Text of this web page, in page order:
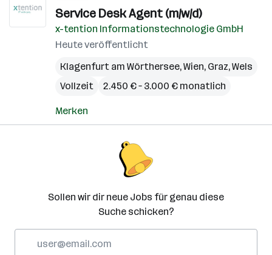
Service Desk Agent (m/w/d)
x-tention Informationstechnologie GmbH
Heute veröffentlicht
Klagenfurt am Wörthersee,Wien, Graz,Wels
Vollzeit
2.450 € – 3.000 € monatlich
Merken
Sollen wir dir neue Jobs für genau diese
Suche schicken?